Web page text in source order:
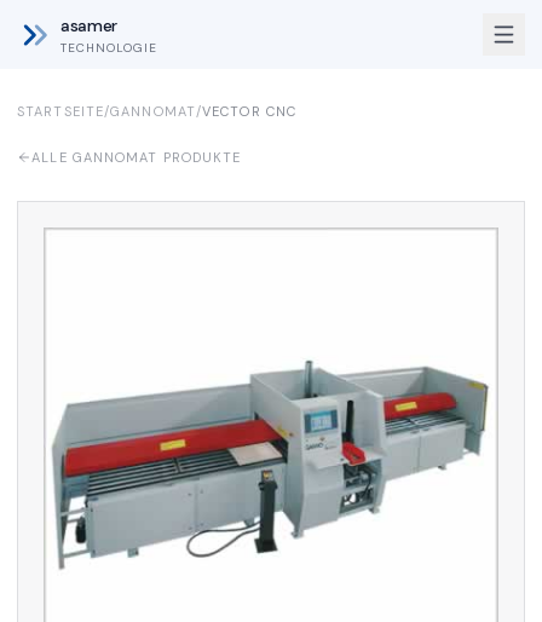
asamer
TECHNOLOGIE
STARTSEITE/GANNOMAT/VECTOR CNC
ALLE GANNOMAT PRODUKTE